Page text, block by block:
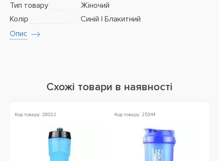
Тип товару
Жіночий
Колір
Синій | Блакитний
Опис
Схожі товари в наявності
Код товару: 28022 Код товару: 25344